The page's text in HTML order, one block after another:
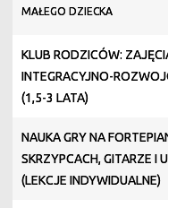
MAŁEGO DZIECKA
KLUB RODZICÓW: ZAJĘCIA
INTEGRACYJNO-
(1,5-3 LATA)
NAUKA GRY NA
SKRZYPCACH, GITARZE I
(LEKCJE INDYWIDUALNE)